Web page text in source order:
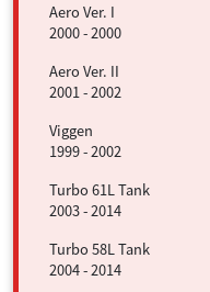
Aero Ver. I
2000 - 2000
Aero Ver. II
2001 - 2002
Viggen
1999 - 2002
Turbo 61L Tank
2003 - 2014
Turbo 58L Tank
2004 - 2014